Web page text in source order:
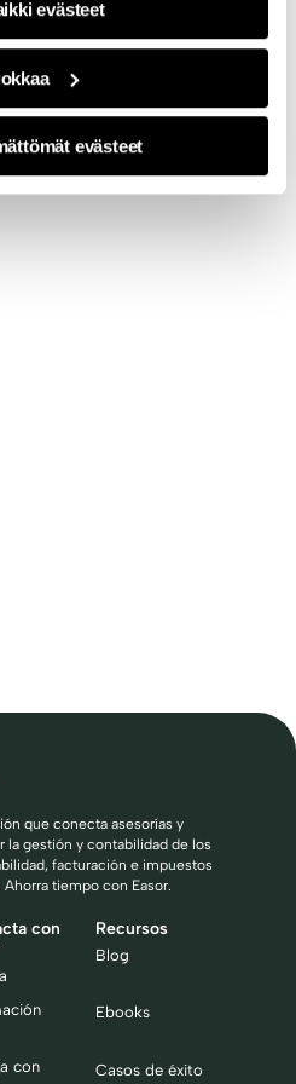
evästeet
evästeet
que conecta asesorías y
la gestión y contabilidad de los
facturación e impuestos
tiempo con Easor.
con
con
Recursos
Blog
Ebooks
Casos de éxito